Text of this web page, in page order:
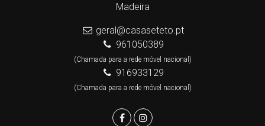
Madeira
geral@casaseteto.pt
961050389
(Chamada para a rede móvel nacional)
916933129
(Chamada para a rede móvel nacional)